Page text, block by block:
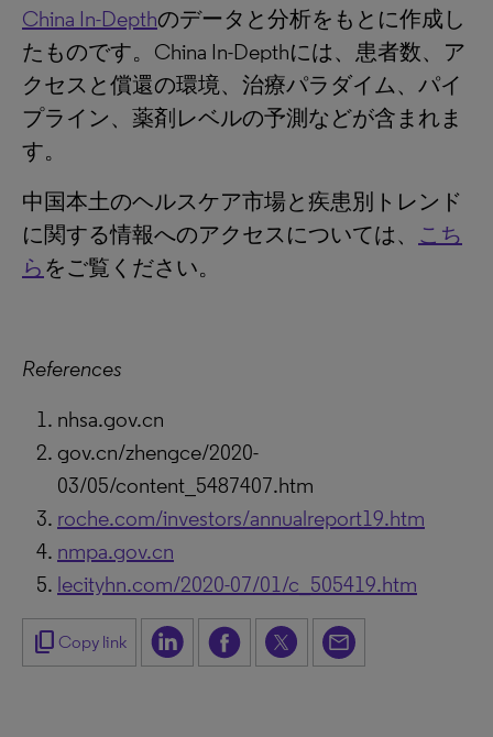
China In-Depthのデータと分析をもとに作成し
たものです。China In-Depthには、患者数、ア
クセスと償還の環境、治療パラダイム、パイ
プライン、薬剤レベルの予測などが含まれま
す。
中国本土のヘルスケア市場と疾患別トレンド
に関する情報へのアクセスについては、 こち
ら をご覧ください。
References
nhsa.gov.cn
gov.cn/zhengce/2020-
03/05/content_5487407.htm
roche.com/investors/annualreport19.htm
nmpa.gov.cn
lecityhn.com/2020-07/01/c_505419.htm
content_copy Copy link